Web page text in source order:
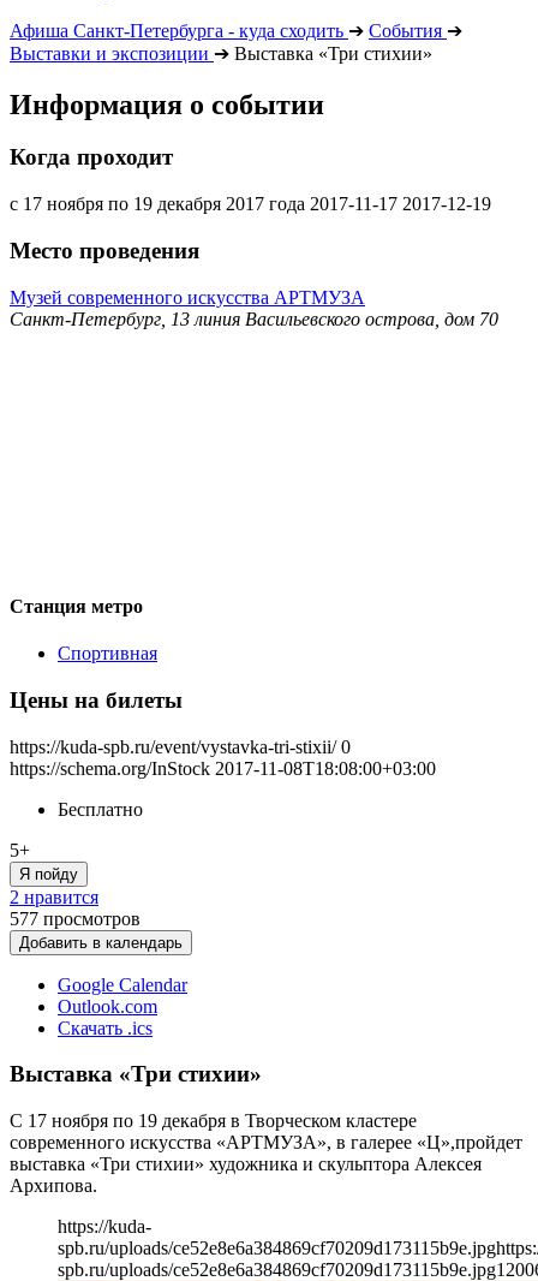
Афиша Санкт-Петербурга - куда сходить ➔ События ➔
Выставки и экспозиции ➔ Выставка «Три стихии»
Информация о событии
Когда проходит
с 17 ноября по 19 декабря 2017 года 2017-11-17 2017-12-19
Место проведения
Музей современного искусства АРТМУЗА
Санкт-Петербург, 13 линия Васильевского острова, дом 70
Станция метро
Спортивная
Цены на билеты
https://kuda-spb.ru/event/vystavka-tri-stixii/ 0
https://schema.org/InStock 2017-11-08T18:08:00+03:00
Бесплатно
5+
Я пойду
2 нравится
577 просмотров
Добавить в календарь
Google Calendar
Outlook.com
Скачать .ics
Выставка «Три стихии»
С 17 ноября по 19 декабря в Творческом кластере
современного искусства «АРТМУЗА», в галерее «Ц»,пройдет
выставка «Три стихии» художника и скульптора Алексея
Архипова.
https://kuda-
spb.ru/uploads/ce52e8e6a384869cf70209d173115b9e.jpg
spb.ru/uploads/ce52e8e6a384869cf70209d173115b9e.jpg1200